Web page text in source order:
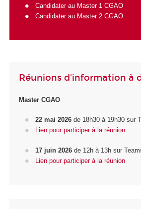
Candidater au Master 1 CGAO
Candidater au Master 2 CGAO
Réunions d'information à
Master CGAO
22 mai 2026 de 18h30 à 19h30 sur
Lien pour participer à la réunion
17 juin 2026 de 12h à 13h sur
Lien pour participer à la réunion